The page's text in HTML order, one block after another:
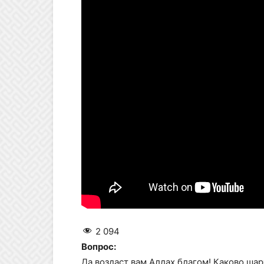
2 094
Вопрос:
Да воздаст вам Аллах благом! Каково